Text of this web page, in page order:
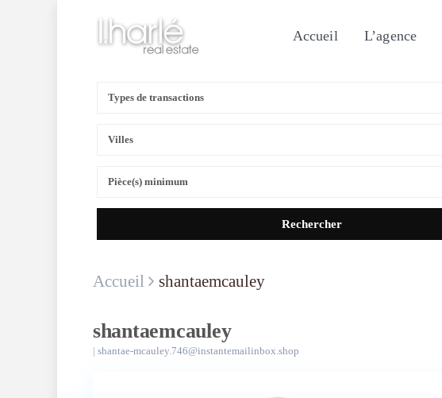
Accueil L’agence
Types de transactions
Villes
Pièce(s) minimum
Accueil shantaemcauley
shantaemcauley
| shantae-mcauley.746@instantemailinbox.shop